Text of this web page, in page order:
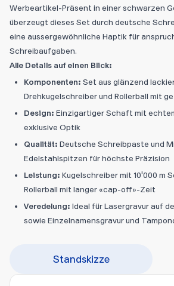
Werbeartikel-Präsent in einer schwarzen
überzeugt dieses Set durch deutsche
eine aussergewöhnliche Haptik für
Schreibaufgaben.
Alle Details auf einen Blick:
Komponenten: Set aus glänzend
Drehkugelschreiber und Rollerball mit
Design: Einzigartiger Schaft mit
exklusive Optik
Qualität: Deutsche Schreibpaste und
Edelstahlspitzen für höchste Präzision
Leistung: Kugelschreiber mit 10'000 m
Rollerball mit langer «cap-off»-Zeit
Veredelung: Ideal für Lasergravur auf
sowie Einzelnamensgravur und
Standskizze